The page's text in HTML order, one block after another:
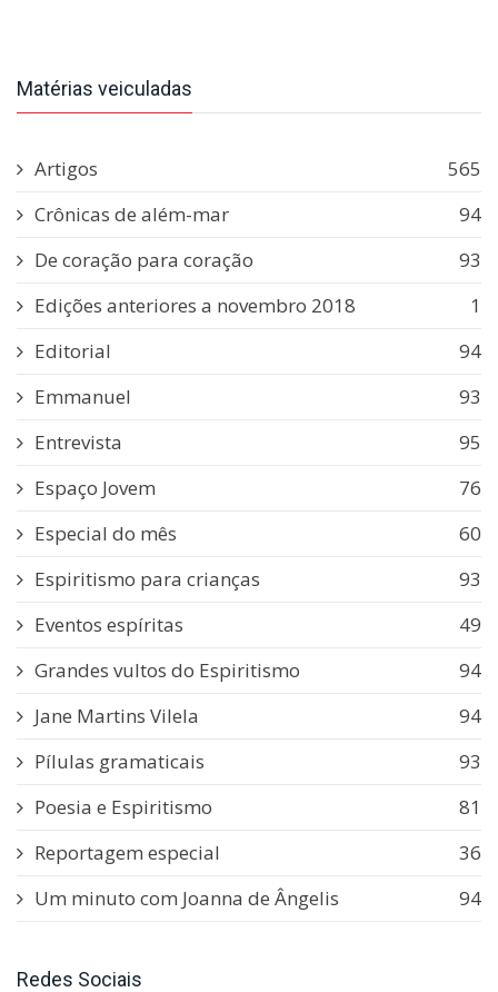
Matérias veiculadas
Artigos
565
Crônicas de além-mar
94
De coração para coração
93
Edições anteriores a novembro 2018
1
Editorial
94
Emmanuel
93
Entrevista
95
Espaço Jovem
76
Especial do mês
60
Espiritismo para crianças
93
Eventos espíritas
49
Grandes vultos do Espiritismo
94
Jane Martins Vilela
94
Pílulas gramaticais
93
Poesia e Espiritismo
81
Reportagem especial
36
Um minuto com Joanna de Ângelis
94
Redes Sociais